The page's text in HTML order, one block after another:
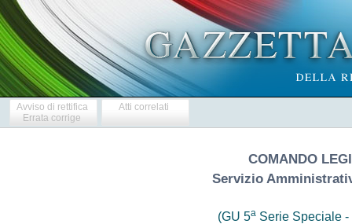
Avviso di rettifica
Errata corrige
Atti correlati
COMANDO
Servizio
(GU 5aSerie Speciale -